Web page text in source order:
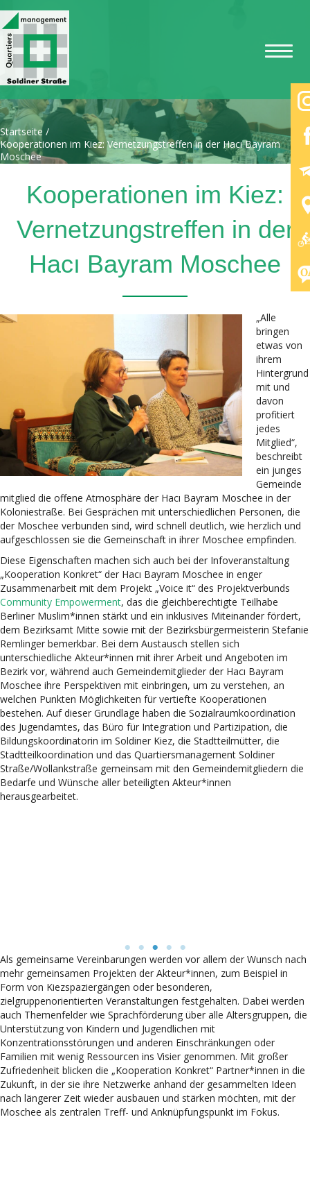
Startseite /
Kooperationen im Kiez: Vernetzungstreffen in der Hacı Bayram
Moschee
Kooperationen im Kiez:
Vernetzungstreffen in der
Hacı Bayram Moschee
„Alle
bringen
etwas von
ihrem
Hintergrund
mit und
davon
profitiert
jedes
Mitglied“,
beschreibt
ein junges
Gemeinde
mitglied die offene Atmosphäre der Hacı Bayram Moschee in der
Koloniestraße. Bei Gesprächen mit unterschiedlichen Personen, die
der Moschee verbunden sind, wird schnell deutlich, wie herzlich und
aufgeschlossen sie die Gemeinschaft in ihrer Moschee empfinden.
Diese Eigenschaften machen sich auch bei der Infoveranstaltung
„Kooperation Konkret“ der Hacı Bayram Moschee in enger
Zusammenarbeit mit dem Projekt „Voice it“ des Projektverbunds
Community Empowerment, das die gleichberechtigte Teilhabe
Berliner Muslim*innen stärkt und ein inklusives Miteinander fördert,
dem Bezirksamt Mitte sowie mit der Bezirksbürgermeisterin Stefanie
Remlinger bemerkbar. Bei dem Austausch stellen sich
unterschiedliche Akteur*innen mit ihrer Arbeit und Angeboten im
Bezirk vor, während auch Gemeindemitglieder der Hacı Bayram
Moschee ihre Perspektiven mit einbringen, um zu verstehen, an
welchen Punkten Möglichkeiten für vertiefte Kooperationen
bestehen. Auf dieser Grundlage haben die Sozialraumkoordination
des Jugendamtes, das Büro für Integration und Partizipation, die
Bildungskoordinatorin im Soldiner Kiez, die Stadtteilmütter, die
Stadtteilkoordination und das Quartiersmanagement Soldiner
Straße/Wollankstraße gemeinsam mit den Gemeindemitgliedern die
Bedarfe und Wünsche aller beteiligten Akteur*innen
herausgearbeitet.
Als gemeinsame Vereinbarungen werden vor allem der Wunsch nach
mehr gemeinsamen Projekten der Akteur*innen, zum Beispiel in
Form von Kiezspaziergängen oder besonderen,
zielgruppenorientierten Veranstaltungen festgehalten. Dabei werden
auch Themenfelder wie Sprachförderung über alle Altersgruppen, die
Unterstützung von Kindern und Jugendlichen mit
Konzentrationsstörungen und anderen Einschränkungen oder
Familien mit wenig Ressourcen ins Visier genommen. Mit großer
Zufriedenheit blicken die „Kooperation Konkret“ Partner*innen in die
Zukunft, in der sie ihre Netzwerke anhand der gesammelten Ideen
nach längerer Zeit wieder ausbauen und stärken möchten, mit der
Moschee als zentralen Treff- und Anknüpfungspunkt im Fokus.